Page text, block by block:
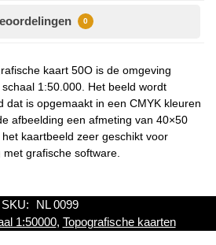
0
kaart 50O is de omgeving
1:50.000. Het beeld wordt
dat is opgemaakt in een CMYK kleuren
afbeelding een afmeting van 40×50
kaartbeeld zeer geschikt voor
grafische software.
SKU:
NL 0099
1:50000, Topografische kaarten